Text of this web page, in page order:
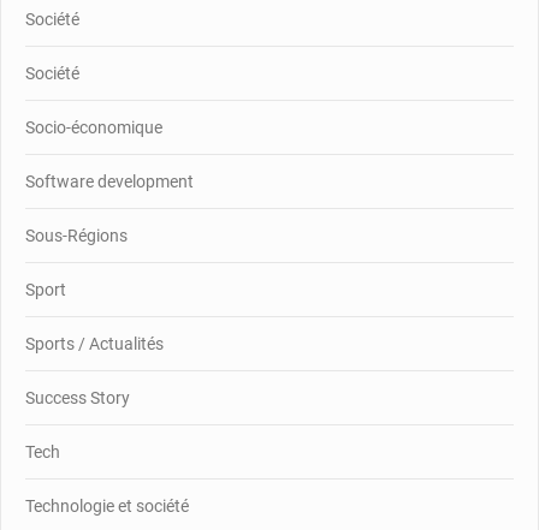
Société
Société
Socio-économique
Software development
Sous-Régions
Sport
Sports / Actualités
Success Story
Tech
Technologie et société